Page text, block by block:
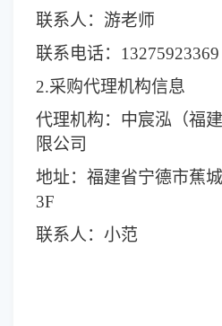
联系人：游老师
联系电话：
2.采购代理机构信息
代理机构：中宸泓（福
限公司
地址：福建省宁德市蕉
3F
联系人：小范